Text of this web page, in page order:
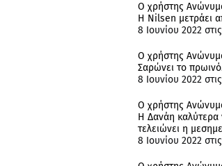
Ο χρήστης
Η Nilsen μετράει
8 Ιουνίου 2022
Ο χρήστης
Σαρώνει το
8 Ιουνίου 2022
Ο χρήστης
H Δανάη καλύτερα
τελειώνει η
8 Ιουνίου 2022